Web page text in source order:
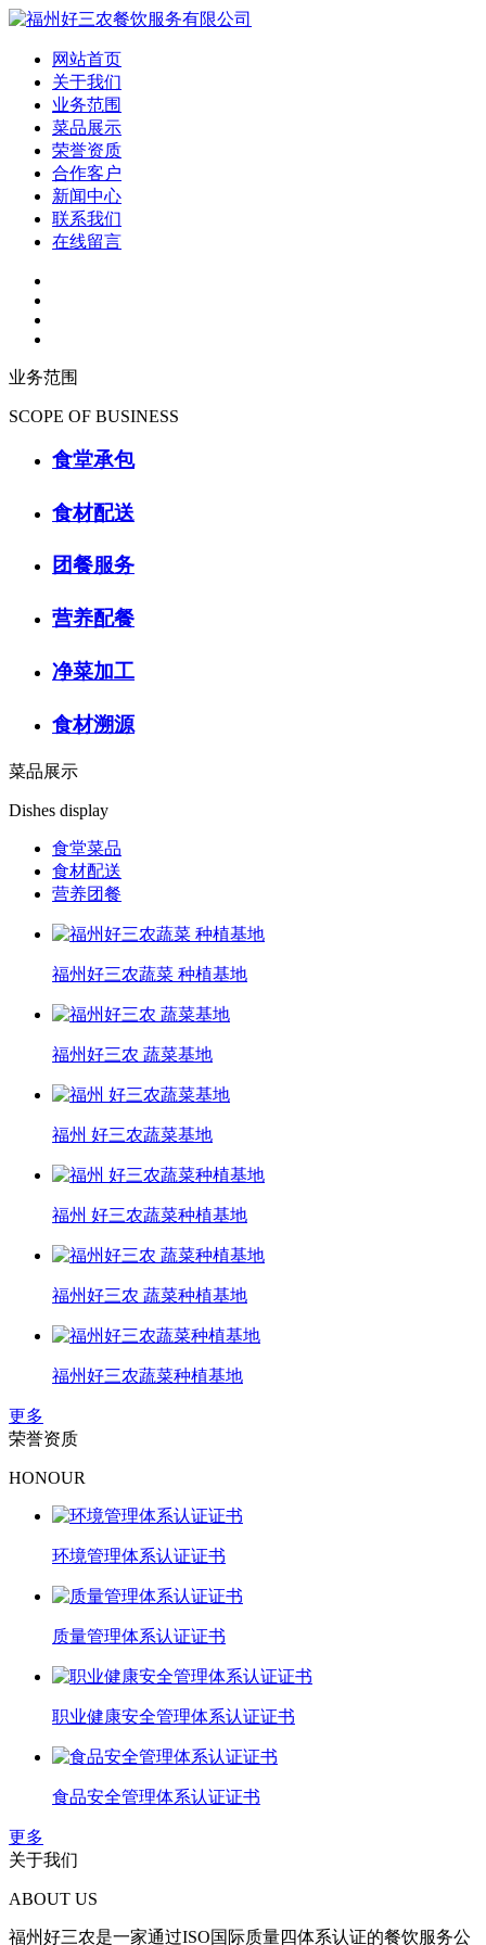
网站首页
关于我们
业务范围
菜品展示
荣誉资质
合作客户
新闻中心
联系我们
在线留言
业务范围
SCOPE OF BUSINESS
食堂承包
食材配送
团餐服务
营养配餐
净菜加工
食材溯源
菜品展示
Dishes display
食堂菜品
食材配送
营养团餐
福州好三农蔬菜 种植基地
福州好三农 蔬菜基地
福州 好三农蔬菜基地
福州 好三农蔬菜种植基地
福州好三农 蔬菜种植基地
福州好三农蔬菜种植基地
更多
荣誉资质
HONOUR
环境管理体系认证证书
质量管理体系认证证书
职业健康安全管理体系认证证书
食品安全管理体系认证证书
更多
关于我们
ABOUT US
福州好三农是一家通过ISO国际质量四体系认证的餐饮服务公